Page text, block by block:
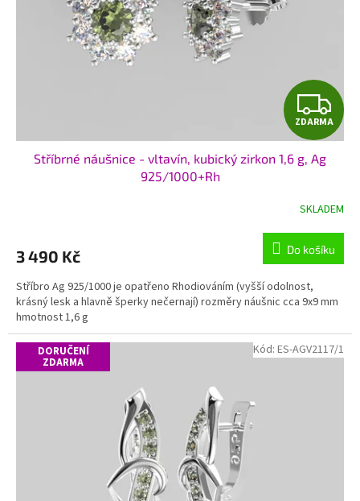
Z
D
R
M
A
ZDARMA
Stříbrné náušnice - vltavín, kubický zirkon 1,6 g, Ag
925/1000+Rh
SKLADEM
3 490 Kč Do košíku
Stříbro Ag 925/1000 je opatřeno Rhodiováním (vyšší odolnost,
krásný lesk a hlavně šperky nečernají) rozměry náušnic cca 9x9 mm
hmotnost 1,6 g
DORUČENÍ
ZDARMA
Kód: ES-AGV2117/1